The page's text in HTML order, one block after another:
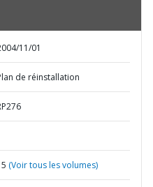
11/01
de réinstallation
(Voir tous les volumes)